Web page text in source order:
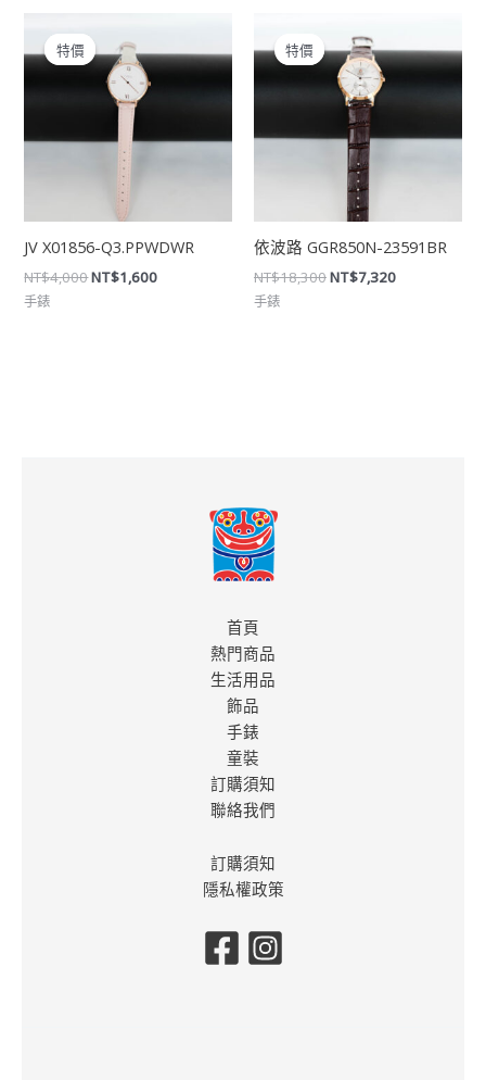
特價
特價
JV X01856-Q3.PPWDWR
NT$4,000
始
價
格：
NT$4,000。
NT$1,600
價
NT$1,600。
手錶
特價
特價
依波路 GGR850N-23591BR
NT$18,300
價
格：
NT$18,300。
NT$7,320
價
手錶
首頁
熱門商品
生活用品
飾品
手錶
童裝
訂購須知
聯絡我們
訂購須知
隱私權政策